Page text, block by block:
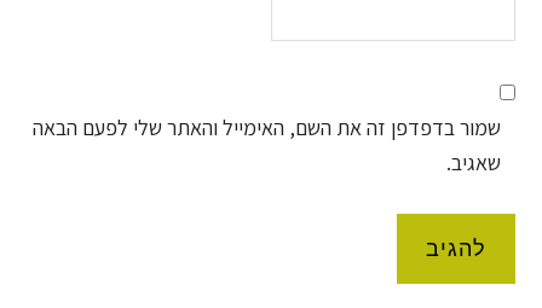
שמור בדפדפן זה את השם, האימייל והאתר שלי לפעם הבאה
שאגיב.